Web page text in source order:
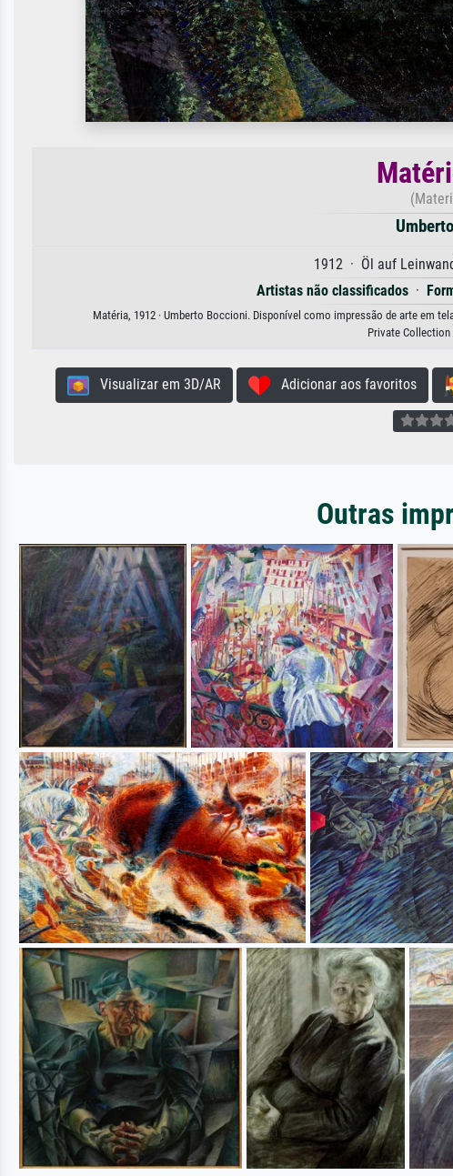
1912 · Öl auf
Artistas não classificados·
Matéria, 1912 · Umberto Boccioni. Disponível como impressão de arte em
Private
Visualizar em 3D/AR Adicionar aos favoritos
Outras